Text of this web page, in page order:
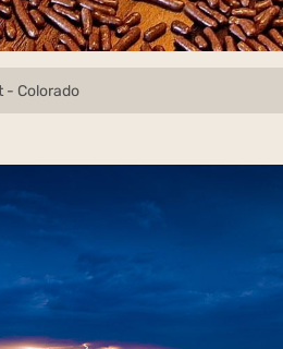
- Colorado